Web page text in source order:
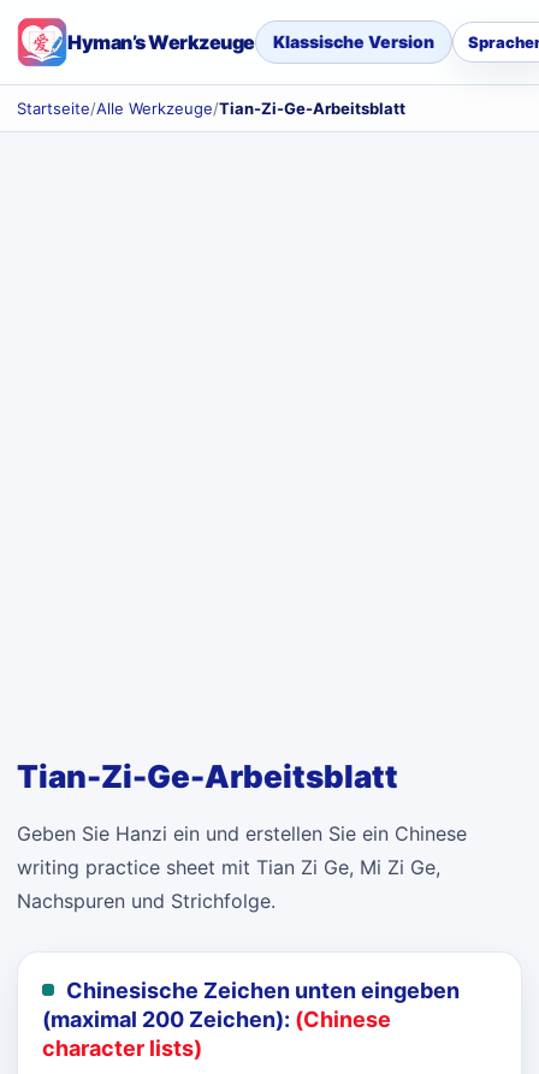
Hyman’s Werkzeuge Klassische Version
Startseite/Alle Werkzeuge/Tian-Zi-Ge-Arbeitsblatt
Tian-Zi-Ge-Arbeitsblatt
Geben Sie Hanzi ein und erstellen Sie ein Chinese
writing practice sheet mit Tian Zi Ge, Mi Zi Ge,
Nachspuren und Strichfolge.
Chinesische Zeichen unten eingeben
(maximal 200 Zeichen): (Chinese
character lists)